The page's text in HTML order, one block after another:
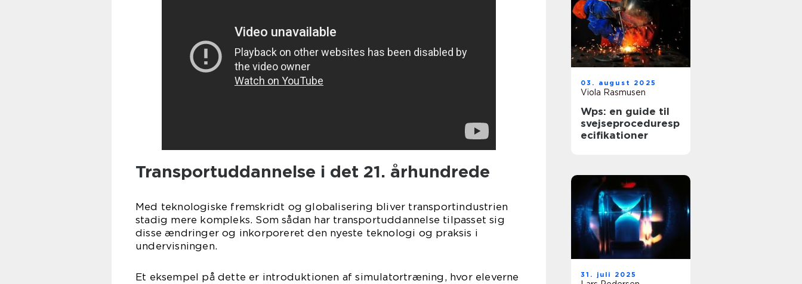
Transportuddannelse i det 21. århundrede
Med teknologiske fremskridt og globalisering bliver transportindustrien
stadig mere kompleks. Som sådan har transportuddannelse tilpasset sig
disse ændringer og inkorporeret den nyeste teknologi og praksis i
undervisningen.
Et eksempel på dette er introduktionen af simulatortræning, hvor eleverne
03. august 2025
Viola Rasmusen
Wps: en guide til
svejseproceduresp
ecifikationer
31. juli 2025